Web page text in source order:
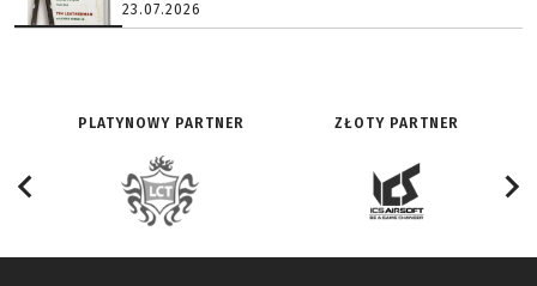
23.07.2026
PLATYNOWY PARTNER ZŁOTY PARTNER